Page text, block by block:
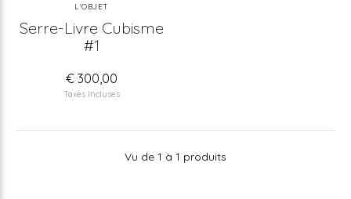
L'OBJET
Serre-Livre Cubisme
#1
€ 300,00
Taxes incluses
Vu de 1 à 1 produits